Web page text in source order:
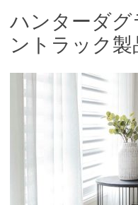
ハンターダ
ントラック製